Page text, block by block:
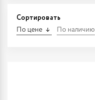
Сортировать
По цене По наличию